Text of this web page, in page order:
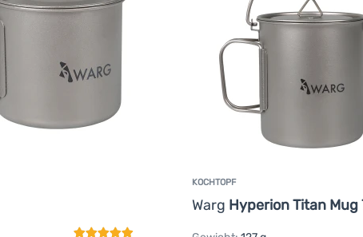
lässt es sich nach Gebrauch einfach
oder recycelten Materialien hergestellt werden oder
KOCHTOPF
Warg Hyperion Titan Mug